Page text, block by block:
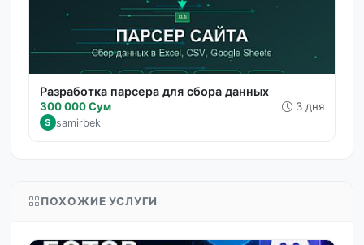
Разработка парсера для сбора данных
300 000 Сум 3 дня
S samirbek
ПОХОЖИЕ УСЛУГИ